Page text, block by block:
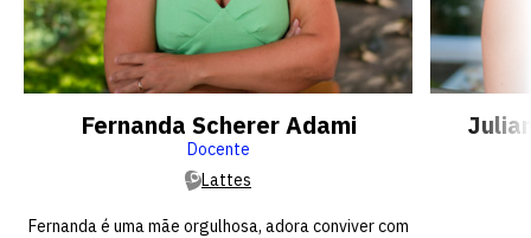
Fernanda Scherer Adami
Docente
Lattes
Fernanda é uma mãe orgulhosa, adora conviver com